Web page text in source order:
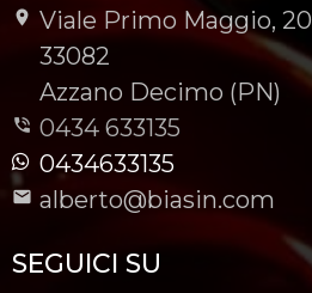
Viale Primo Maggio, 20
-
33082
-
Azzano Decimo (PN)
0434 633135
0434633135
alberto@biasin.com
SEGUICI SU